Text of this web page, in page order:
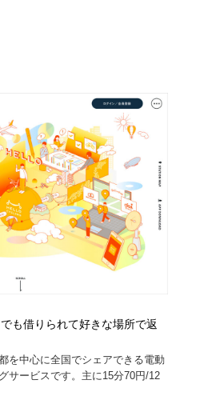
も借りられて好きな場所で返
を中心に全国でシェアできる電動
サービスです。主に15分70円/12